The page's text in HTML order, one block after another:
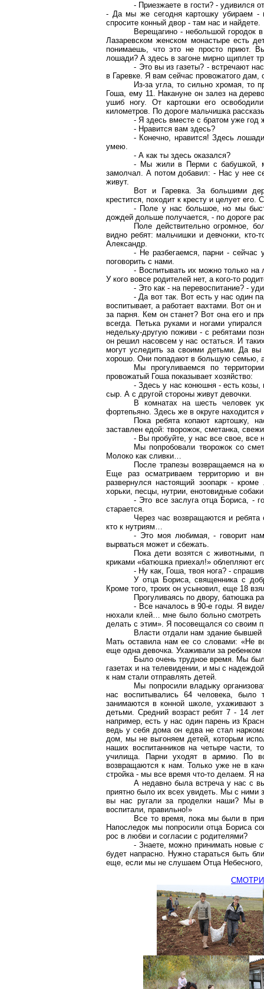
- Приезжаете в гости? - удивился
- Да мы же сегодня картошку убираем -
спросите конный двор - там нас и найдете.
Верещагино - небольшой городок
Лазаревском женском монастыре есть
понимаешь, что это не просто приют.
лошади? А здесь в загоне мирно щиплет
- Это вы из газеты? - встречают
в Гаревке. Я вам сейчас провожатого дам,
Из-за угла, то сильно хромая, то
Гоша, ему 11. Накануне он залез на
ушиб ногу. От картошки его
километров. По дороге мальчишка
- Я здесь вместе с братом уже год
- Нравится вам здесь?
- Конечно, нравится! Здесь
умею.
- А как ты здесь оказался?
- Мы жили в Перми с бабушкой,
замолчал. А потом добавил: - Нас у нее
живут.
Вот и
Гаревка. За большими
крестится, походит к кресту и целует его.
- Поле у нас большое, но мы
дождей дольше получается, - по дороге
Поле действительно огромное,
видно ребят: мальчишки и девчонки, кто-
Александр.
- Не разбегаемся, парни - сейчас
поговорить с нами.
- Воспитывать их можно только
У кого вовсе родителей нет, а кого-то
- Это как - на перевоспитание? -
- Да вот так. Вот есть у нас один
воспитывает, а работает вахтами. Вот он
за парня. Кем он станет? Вот она его и
всегда. Петька руками и ногами
недельку-другую поживи - с ребятами
он решил насовсем у нас остаться. И
могут уследить за своими детьми. Да
хорошо. Они попадают в большую семью,
Мы прогуливаемся по
провожатый Гоша показывает хозяйство:
- Здесь у нас конюшня - есть козы,
сыр. А с другой стороны живут девочки.
В комнатах на шесть человек
фортепьяно. Здесь же в округе находится
Пока ребята копают картошку,
заставлен едой: творожок, сметанка,
- Вы пробуйте, у нас все свое, все
Мы попробовали творожок со
Молоко как сливки…
После трапезы возвращаемся на
Еще раз осматриваем территорию и
развернулся настоящий зоопарк -
хорьки, песцы, нутрии, енотовидные
- Это все заслуга отца Бориса, -
старается.
Через час возвращаются и ребята
кто к нутриям…
- Это моя любимая, - говорит
вырваться может и сбежать.
Пока дети возятся с животными,
криками «батюшка приехал!» облепляют
- Ну как, Гоша, твоя нога? -
У отца Бориса, священника с
Кроме того, троих он усыновил, еще 18
Прогуливаясь по двору, батюшка
- Все началось в 90-е годы. Я
нюхали клей… мне было больно смотреть
делать с этим». Я посовещался со своим
Власти отдали нам здание
Мать оставила нам ее со словами: «Не
еще одна девочка. Ухаживали за
Было очень трудное время. Мы
газетах и на телевидении, и мы с
к нам стали отправлять детей.
Мы попросили владыку
нас воспитывались 64 человека,
занимаются в конной школе, ухаживают
детьми. Средний возраст ребят 7 - 14
например, есть у нас один парень из
ведь у себя дома он едва не стал
дом, мы не выгоняем детей, которым
наших воспитанников на четыре части,
училища. Парни уходят в армию. По
возвращаются к нам. Только уже не в
стройка - мы все время что-то делаем. Я
А недавно была встреча у нас с
приятно было их всех увидеть. Мы с ними
вы нас ругали за проделки наши? Мы
воспитали, правильно!»
Все то время, пока мы были в
Напоследок мы попросили отца Бориса
рос в любви и согласии с родителями?
- Знаете, можно принимать новые
будет напрасно. Нужно стараться быть
еще, если мы не слушаем Отца Небесного,